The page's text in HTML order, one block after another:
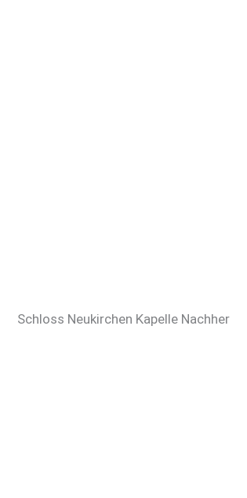
Schloss Neukirchen Kapelle Nachher